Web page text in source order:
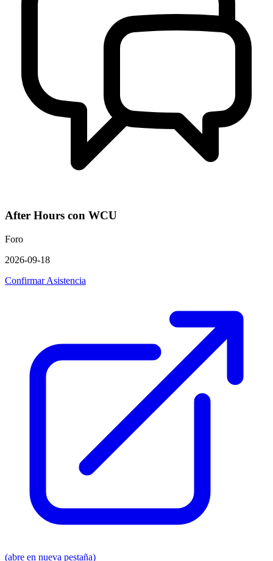
After Hours con WCU
Foro
2026-09-18
Confirmar Asistencia
(abre en nueva pestaña)